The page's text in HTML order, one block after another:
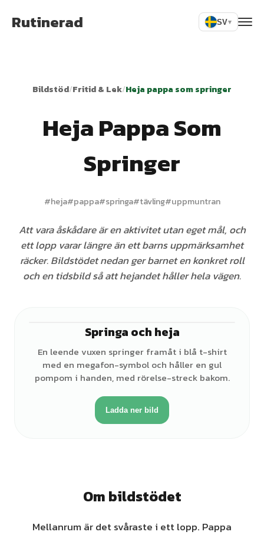
Rutinerad SV▾
Bildstöd/Fritid & Lek/Heja pappa som springer
Heja Pappa Som
Springer
#heja#pappa#springa#tävling#uppmuntran
Att vara åskådare är en aktivitet utan eget mål, och
ett lopp varar längre än ett barns uppmärksamhet
räcker. Bildstödet nedan ger barnet en konkret roll
och en tidsbild så att hejandet håller hela vägen.
Springa och heja
En leende vuxen springer framåt i blå t-shirt
med en megafon-symbol och håller en gul
pompom i handen, med rörelse-streck bakom.
Ladda ner bild
Om bildstödet
Mellanrum är det svåraste i ett lopp. Pappa